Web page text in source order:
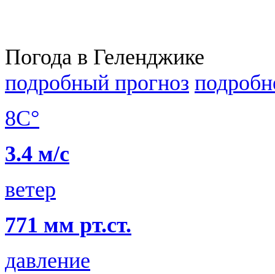
Погода в Геленджике
подробный прогноз
8C°
3.4 м/с
ветер
771 мм рт.ст.
давление